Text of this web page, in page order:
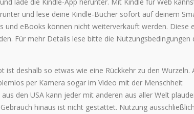
und lese deine Kindle-Bücher sofort auf deinem
und eBooks können nicht weiterverkauft werden. Diese
Für mehr Details lese bitte die Nutzungsbedingungen
deshalb so etwas wie eine Rückkehr zu den Wurzeln.
per Kamera sogar im Video mit der Menschheit
den USA kann jeder mit anderen aus aller Welt
hinaus ist nicht gestattet. Nutzung